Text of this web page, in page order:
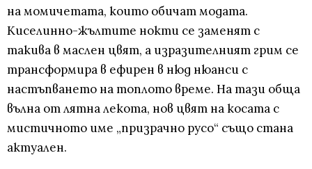
на момичетата, които обичат модата.
Киселинно-жълтите нокти се заменят с
такива в маслен цвят, а изразителният грим се
трансформира в ефирен в нюд нюанси с
настъпването на топлото време. На тази обща
вълна от лятна лекота, нов цвят на косата с
мистичното име „призрачно русо“ също стана
актуален.